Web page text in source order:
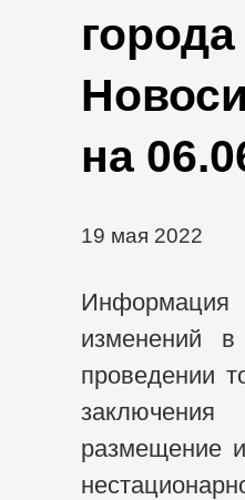
города
на
19 мая 2022
изменений
проведении
размещение